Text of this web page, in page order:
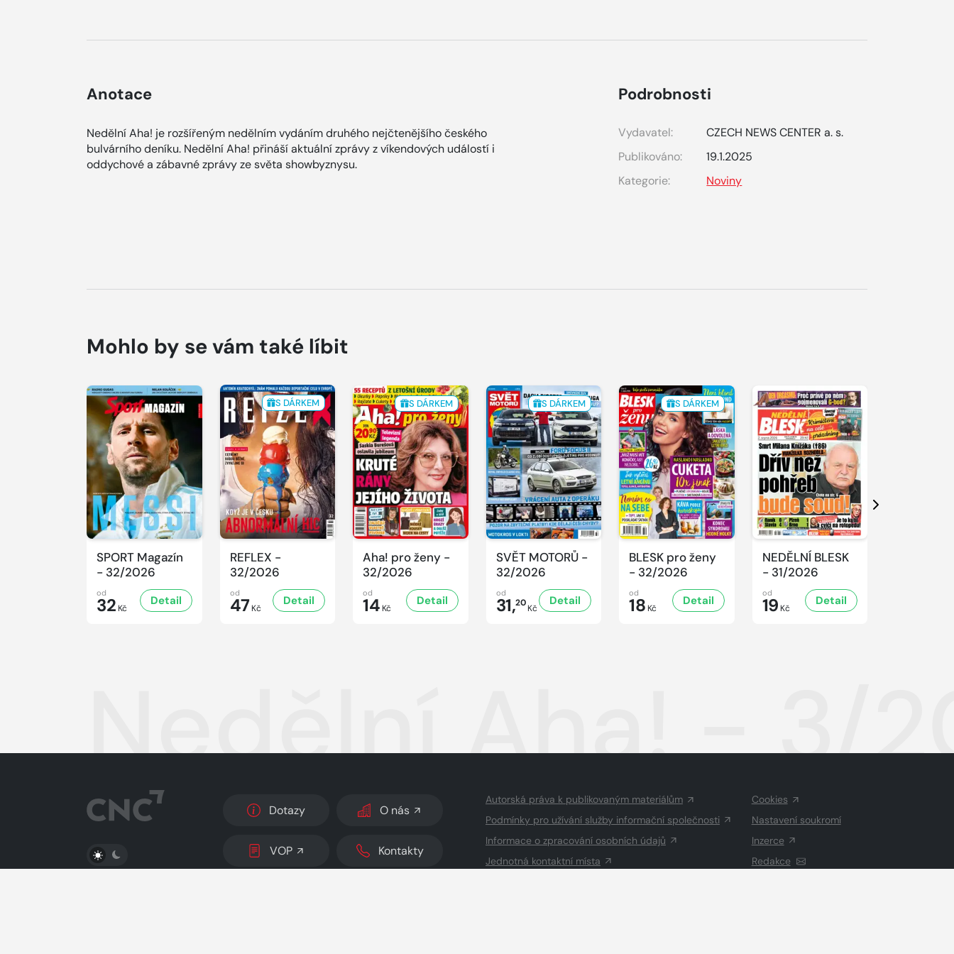
Anotace
Nedělní Aha! je rozšířeným nedělním vydáním druhého nejčtenějšího českého
bulvárního deníku. Nedělní Aha! přináší aktuální zprávy z víkendových událostí i
oddychové a zábavné zprávy ze světa showbyznysu.
Podrobnosti
Vydavatel:
CZECH NEWS CENTER a. s.
Publikováno:
19.1.2025
Kategorie:
Noviny
Mohlo by se vám také líbit
SPORT Magazín
- 32/2026
od
32 Kč
Detail
S DÁRKEM
REFLEX -
32/2026
od
47 Kč
Detail
S DÁRKEM
Aha! pro ženy -
32/2026
od
14 Kč
Detail
S DÁRKEM
SVĚT MOTORŮ -
32/2026
od
31,20Kč
Detail
S DÁRKEM
BLESK pro ženy
- 32/2026
od
18 Kč
Detail
NEDĚLNÍ BLESK
- 31/2026
od
19 Kč
Detail
Další
Nedělní Aha! - 3/
PŘEPNOUT SVĚTLÝ/TMAVÝ REŽIM
Dotazy O nás
VOP Kontakty
Autorská práva k publikovaným materiálům
Podmínky pro užívání služby informační společnosti
Informace o zpracování osobních údajů
Jednotná kontaktní místa
Cookies
Nastavení soukromí
Inzerce
Redakce